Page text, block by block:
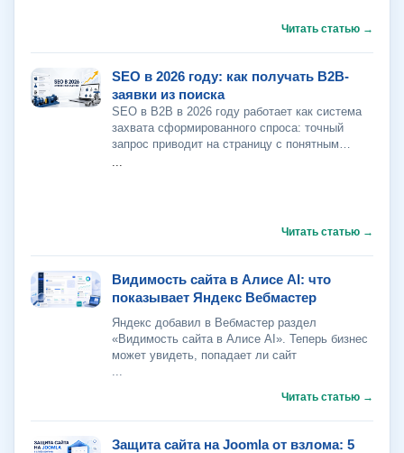
SEO в 2026 году: как получать B2B-
заявки из поиска
SEO в B2B в 2026 году работает как система
захвата сформированного спроса: точный
запрос приводит на страницу с понятным
...
Видимость сайта в Алисе AI: что
показывает Яндекс Вебмастер
Яндекс добавил в Вебмастер раздел
«Видимость сайта в Алисе AI». Теперь бизнес
может увидеть, попадает ли сайт
...
Защита сайта на Joomla от взлома: 5